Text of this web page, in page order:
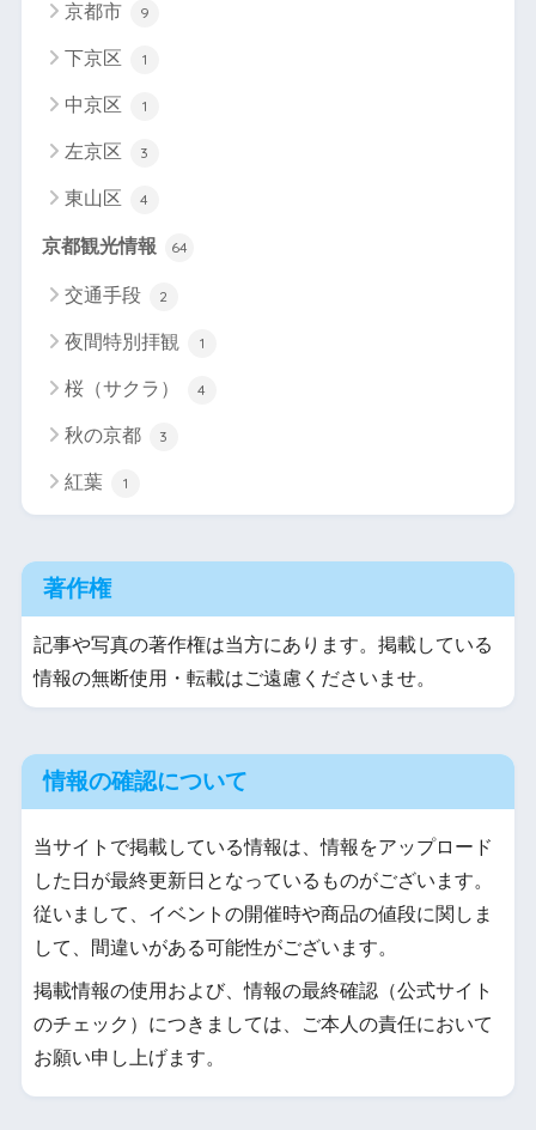
京都市 9
下京区 1
中京区 1
左京区 3
東山区 4
京都観光情報 64
交通手段 2
夜間特別拝観 1
桜（サクラ） 4
秋の京都 3
紅葉 1
著作権
記事や写真の著作権は当方にあります。掲載している
情報の無断使用・転載はご遠慮くださいませ。
情報の確認について
当サイトで掲載している情報は、情報をアップロード
した日が最終更新日となっているものがございます。
従いまして、イベントの開催時や商品の値段に関しま
して、間違いがある可能性がございます。
掲載情報の使用および、情報の最終確認（公式サイト
のチェック）につきましては、ご本人の責任において
お願い申し上げます。